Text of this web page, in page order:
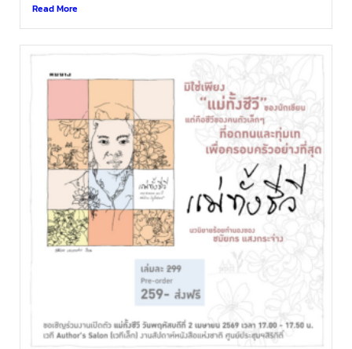
Read More